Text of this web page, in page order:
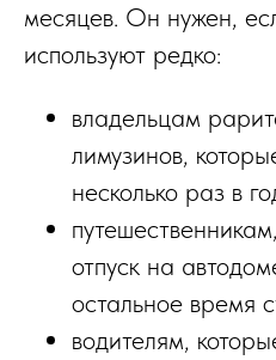
месяцев. Он нужен,
используют редко:
владельцам
лимузинов,
несколько раз в
отпуск на
остальное время
водителям,